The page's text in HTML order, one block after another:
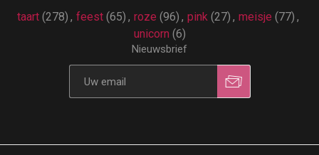
taart (278) , feest (65) , roze (96) , pink (27) , meisje (77) ,
unicorn (6)
Nieuwsbrief